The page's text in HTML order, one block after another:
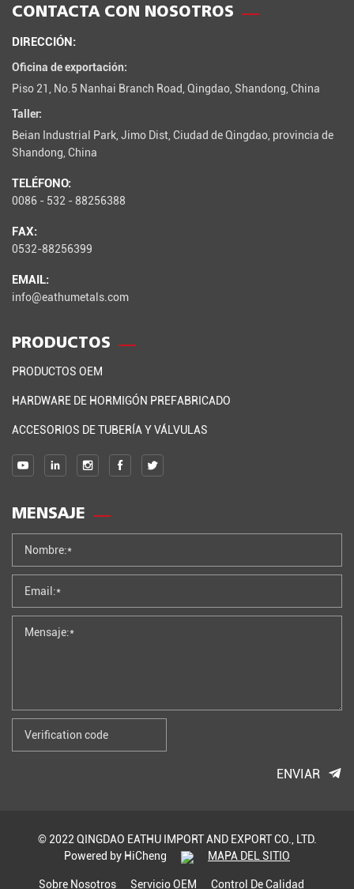
CONTACTA CON NOSOTROS
DIRECCIÓN:
Oficina de exportación:
Piso 21, No.5 Nanhai Branch Road, Qingdao, Shandong, China
Taller:
Beian Industrial Park, Jimo Dist, Ciudad de Qingdao, provincia de
Shandong, China
TELÉFONO:
0086 - 532 - 88256388
FAX:
0532-88256399
EMAIL:
info@eathumetals.com
PRODUCTOS
PRODUCTOS OEM
HARDWARE DE HORMIGÓN PREFABRICADO
ACCESORIOS DE TUBERÍA Y VÁLVULAS
MENSAJE
ENVIAR
© 2022 QINGDAO EATHU IMPORT AND EXPORT CO., LTD.
Powered by HiCheng
MAPA DEL SITIO
Sobre Nosotros
Servicio OEM Control De Calidad